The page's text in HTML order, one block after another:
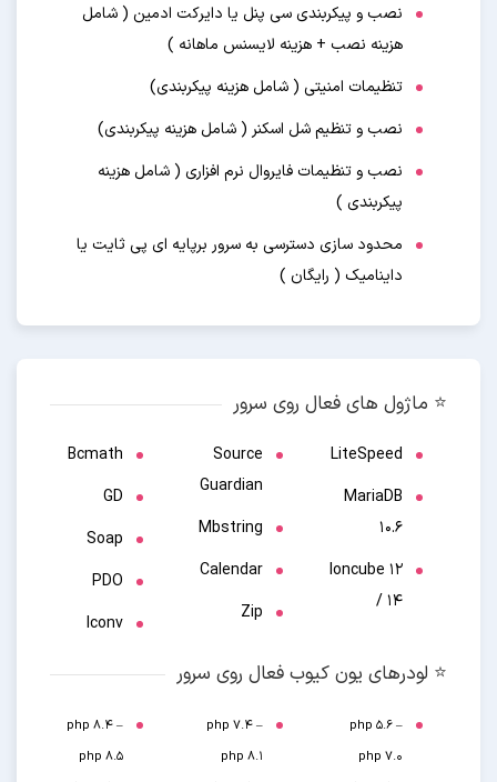
نصب و پیکربندی سی پنل یا دایرکت ادمین ( شامل
هزینه نصب + هزینه لایسنس ماهانه )
تنظیمات امنیتی ( شامل هزینه پیکربندی)
نصب و تنظیم شل اسکنر ( شامل هزینه پیکربندی)
نصب و تنظیمات فایروال نرم افزاری ( شامل هزینه
پیکربندی )
محدود سازی دسترسی به سرور برپایه ای پی ثایت یا
داینامیک ( رایگان )
⭐️ ماژول های فعال روی سرور
LiteSpeed
MariaDB
10.6
Ioncube 12
/ 14
Source
Guardian
Mbstring
Calendar
Zip
Bcmath
GD
Soap
PDO
Iconv
⭐️ لودرهای یون کیوب فعال روی سرور
php 5.6 –
php 7.0
php 7.4 –
php 8.1
php 8.4 –
php 8.5